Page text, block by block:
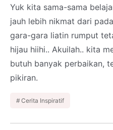
Yuk kita sama-sama
jauh lebih nikmat dari
gara-gara liatin rumput
hijau hiihi.. Akuilah.. kita
butuh banyak perbaikan,
pikiran.
Cerita Inspiratif